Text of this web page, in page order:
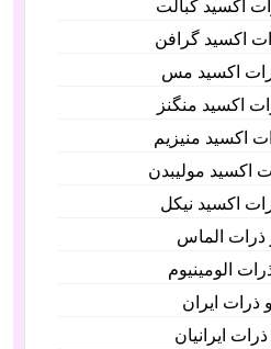
اکسید کبالت
اکسید گرافن
اکسید مس
اکسید منگنز
اکسید منیزیم
اکسید مولیبدن
اکسید نیکل
ذرات الماس
الومینیوم
ذرات ایران
ذرات ایرانیان